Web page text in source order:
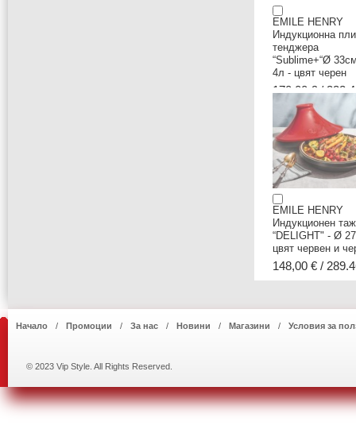
EMILE HENRY
Индукционна
тенджера
“Sublime+“Ø
4л - цвят черен
170,00 € /
EMILE HENRY
Индукционен
“DELIGHT" - Ø
цвят червен и
148,00 € /
Начало Промоции За нас Новини Магазини Условия за
© 2023 Vip Style. All Rights Reserved.